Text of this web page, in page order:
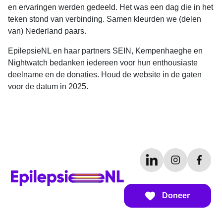
en ervaringen werden gedeeld. Het was een dag die in het
teken stond van verbinding. Samen kleurden we (delen
van) Nederland paars.
EpilepsieNL en haar partners SEIN, Kempenhaeghe en
Nightwatch bedanken iedereen voor hun enthousiaste
deelname en de donaties. Houd de website in de gaten
voor de datum in 2025.
Doneer